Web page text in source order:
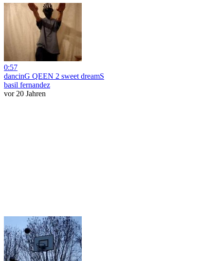
0:57
dancinG QEEN 2 sweet dreamS
basil fernandez
vor 20 Jahren